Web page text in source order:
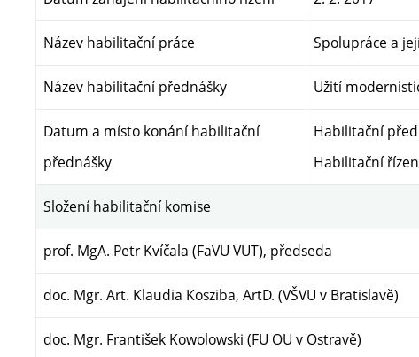
Název habilitační práce Spolupráce a
Název habilitační přednášky Užití
Datum a místo konání habilitační
přednášky
Habilitační
Habilitační
Složení habilitační komise
prof. MgA. Petr Kvíčala (FaVU VUT), předseda
doc. Mgr. Art. Klaudia Kosziba, ArtD. (VŠVU v Bratislavě)
doc. Mgr. František Kowolowski (FU OU v Ostravě)